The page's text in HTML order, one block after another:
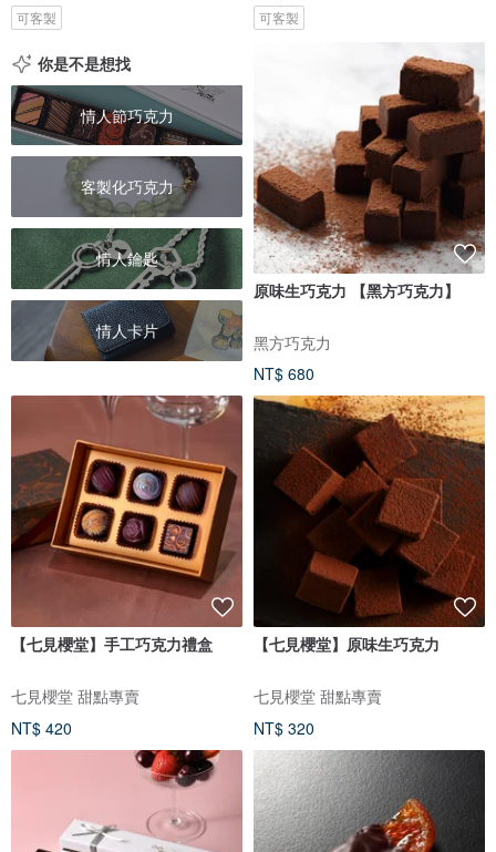
可客製 可客製
你是不是想找
情人節巧克力
客製化巧克力
情人鑰匙
情人卡片
原味生巧克力 【黑方巧克力】
黑方巧克力
NT$ 680
【七見櫻堂】手工巧克力禮盒
七見櫻堂 甜點專賣
NT$ 420
【七見櫻堂】原味生巧克力
七見櫻堂 甜點專賣
NT$ 320